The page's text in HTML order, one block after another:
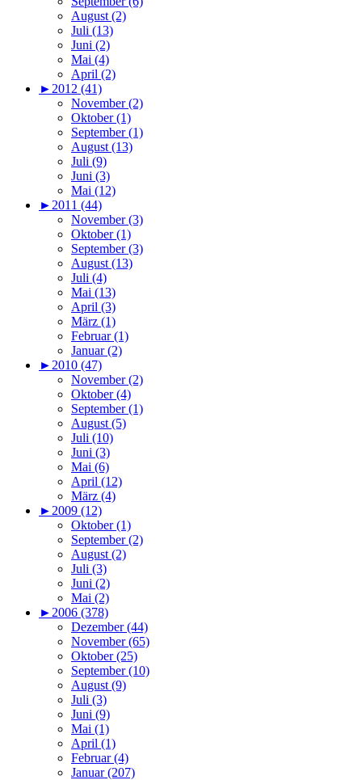
August (2)
Juli (13)
Juni (2)
Mai (4)
April (2)
► 2012 (41)
November (2)
Oktober (1)
September (1)
August (13)
Juli (9)
Juni (3)
Mai (12)
► 2011 (44)
November (3)
Oktober (1)
September (3)
August (13)
Juli (4)
Mai (13)
April (3)
März (1)
Februar (1)
Januar (2)
► 2010 (47)
November (2)
Oktober (4)
September (1)
August (5)
Juli (10)
Juni (3)
Mai (6)
April (12)
März (4)
► 2009 (12)
Oktober (1)
September (2)
August (2)
Juli (3)
Juni (2)
Mai (2)
► 2006 (378)
Dezember (44)
November (65)
Oktober (25)
September (10)
August (9)
Juli (3)
Juni (9)
Mai (1)
April (1)
Februar (4)
Januar (207)